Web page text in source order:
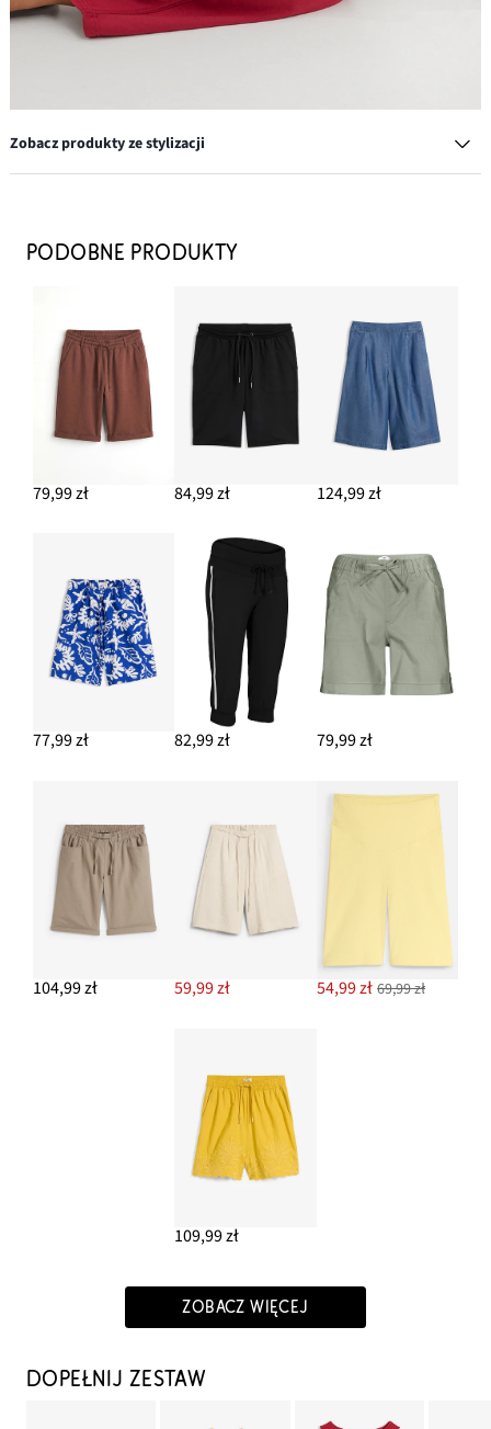
Zobacz produkty ze stylizacji
49,99 zł
Kolczyki wkrętki w kształcie kwiatków
34,99 zł
DODAJ DO KOSZYKA
Klapki z ozdobnym supłem
Bermudy dresowe z czystej bawełny organicznej
74,99 zł
DODAJ DO KOSZYKA
PODOBNE PRODUKTY
79,99 zł 84,99 zł 124,99 zł
77,99 zł 82,99 zł 79,99 zł
104,99 zł 59,99 zł 54,99 zł 69,99 zł
109,99 zł
ZOBACZ WIĘCEJ
DOPEŁNIJ ZESTAW